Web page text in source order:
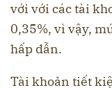
với với các tài
0,35%, vì vậy,
hấp dẫn.
Tài khoản tiết